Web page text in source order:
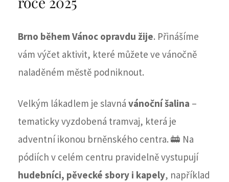
Brno během Vánoc opravdu žije. Přinášíme
vám výčet aktivit, které můžete ve vánočně
naladěném městě podniknout.
Velkým lákadlem je slavná vánoční šalina –
tematicky vyzdobená tramvaj, která je
adventní ikonou brněnského centra. 🚋 Na
pódiích v celém centru pravidelně vystupují
hudebníci, pěvecké sbory i kapely, například